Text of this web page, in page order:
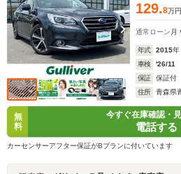
129.8万円
通常ローン 月
年式 2015年
車検
'26/11
保証
保証付
住所
青森県
無
料
今すぐ在庫確認・
電話する
カーセンサーアフター保証がBプランに付いています